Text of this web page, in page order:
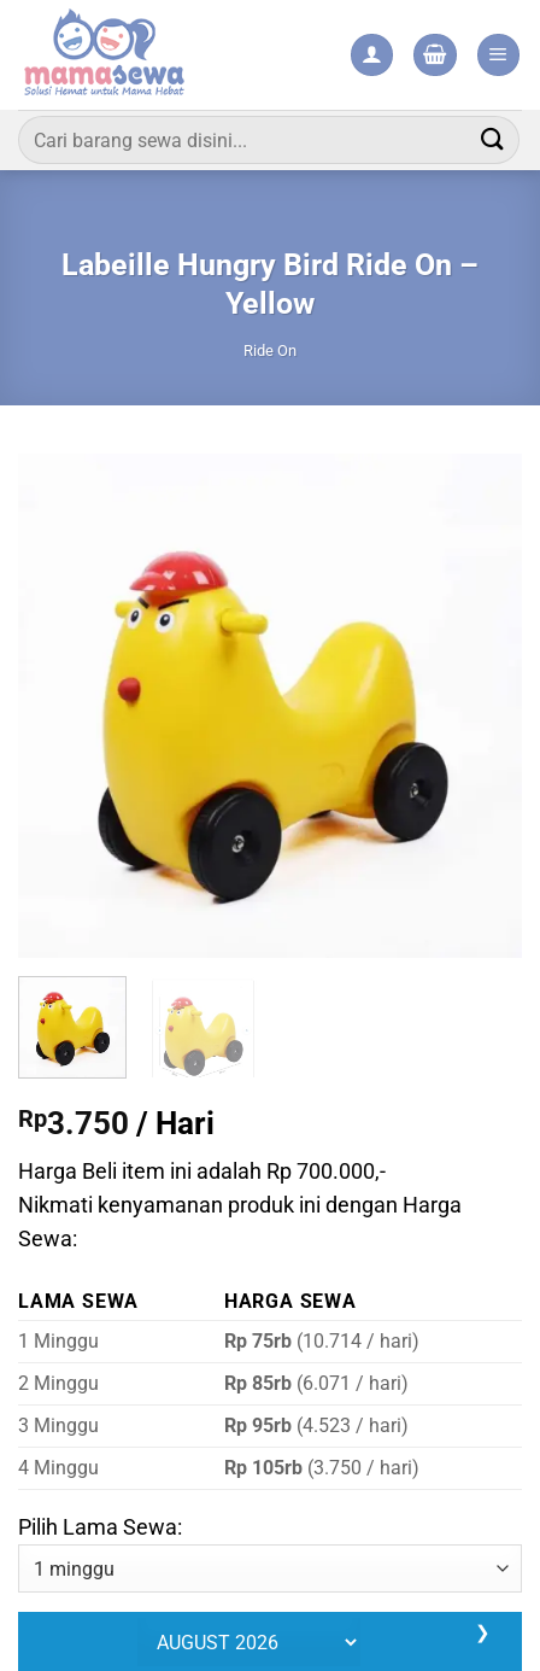
content
Pencarian
untuk:
Labeille Hungry Bird Ride On –
Yellow
Ride On
Rp3.750 / Hari
Harga Beli item ini adalah Rp 700.000,-
Nikmati kenyamanan produk ini dengan Harga
Sewa:
LAMA SEWA
HARGA SEWA
1 Minggu
Rp 75rb(10.714 / hari)
2 Minggu
Rp 85rb(6.071 / hari)
3 Minggu
Rp 95rb(4.523 / hari)
4 Minggu
Rp 105rb(3.750 / hari)
Pilih Lama Sewa:
❯